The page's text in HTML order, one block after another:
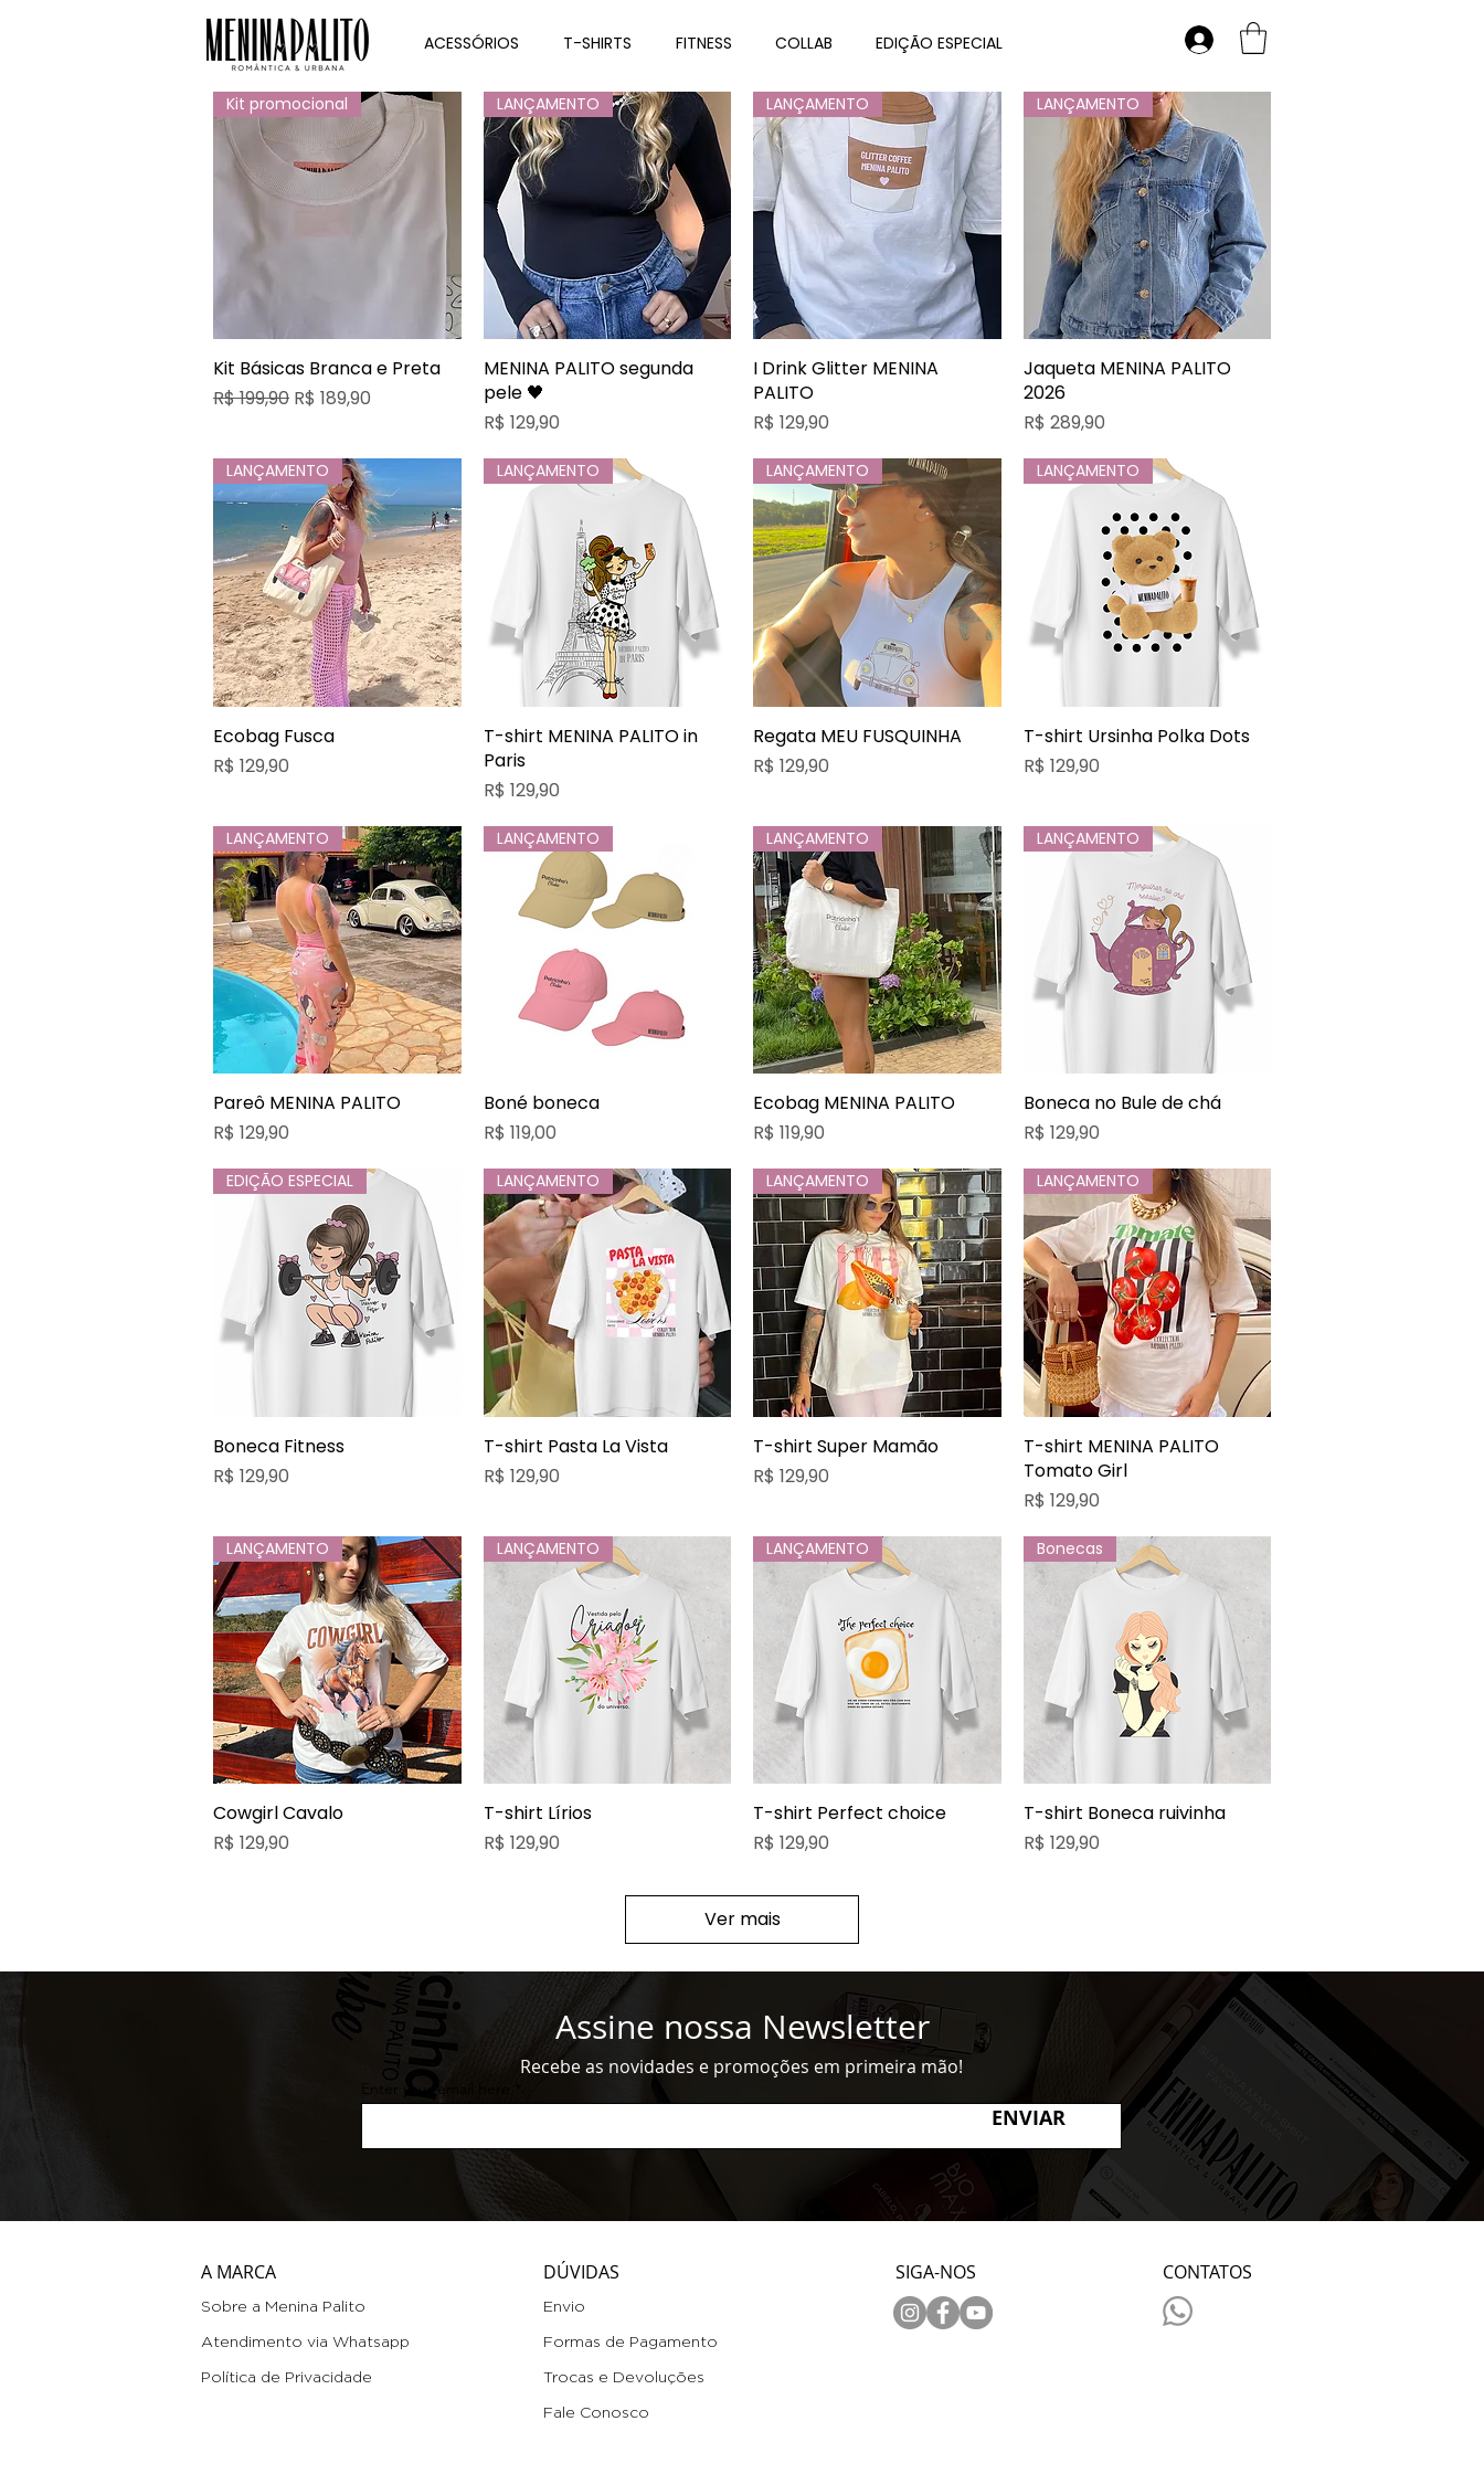
ACESSÓRIOS T-SHIRTS FITNESS COLLAB EDIÇÃO ESPECIAL
Visualização rápida
Kit promocional
Kit Básicas Branca e Preta
Preço normal
R$ 199,90 Preço promocional
R$ 189,90
Visualização rápida
LANÇAMENTO
MENINA PALITO segunda
pele 🖤
Preço
R$ 129,90
Visualização rápida
LANÇAMENTO
I Drink Glitter MENINA
PALITO
Preço
R$ 129,90
Visualização rápida
LANÇAMENTO
Jaqueta MENINA PALITO
2026
Preço
R$ 289,90
Visualização rápida
LANÇAMENTO
Ecobag Fusca
Preço
R$ 129,90
Visualização rápida
LANÇAMENTO
T-shirt MENINA PALITO in
Paris
Preço
R$ 129,90
Visualização rápida
LANÇAMENTO
Regata MEU FUSQUINHA
Preço
R$ 129,90
Visualização rápida
LANÇAMENTO
T-shirt Ursinha Polka Dots
Preço
R$ 129,90
Visualização rápida
LANÇAMENTO
Pareô MENINA PALITO
Preço
R$ 129,90
Visualização rápida
LANÇAMENTO
Boné boneca
Preço
R$ 119,00
Visualização rápida
LANÇAMENTO
Ecobag MENINA PALITO
Preço
R$ 119,90
Visualização rápida
LANÇAMENTO
Boneca no Bule de chá
Preço
R$ 129,90
Visualização rápida
EDIÇÃO ESPECIAL
Boneca Fitness
Preço
R$ 129,90
Visualização rápida
LANÇAMENTO
T-shirt Pasta La Vista
Preço
R$ 129,90
Visualização rápida
LANÇAMENTO
T-shirt Super Mamão
Preço
R$ 129,90
Visualização rápida
LANÇAMENTO
T-shirt MENINA PALITO
Tomato Girl
Preço
R$ 129,90
Visualização rápida
LANÇAMENTO
Cowgirl Cavalo
Preço
R$ 129,90
Visualização rápida
LANÇAMENTO
T-shirt Lírios
Preço
R$ 129,90
Visualização rápida
LANÇAMENTO
T-shirt Perfect choice
Preço
R$ 129,90
Visualização rápida
Bonecas
T-shirt Boneca ruivinha
Preço
R$ 129,90
Ver mais
Assine nossa Newsletter
Enter your email here
ENVIAR
Recebe as novidades e promoções em primeira mão!
A MARCA
Sobre a Menina Palito
Atendimento via Whatsapp
Política de Privacidade
DÚVIDAS
Envio
Formas de Pagamento
Trocas e Devoluções
Fale Conosco
SIGA-NOS CONTATOS